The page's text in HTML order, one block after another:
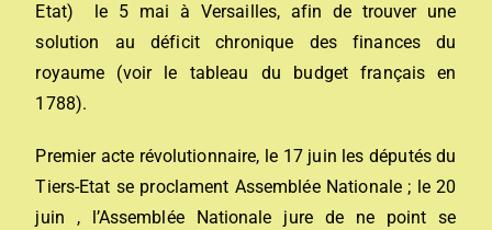
Etat) le 5 mai à Versailles, afin de trouver une
solution au déficit chronique des finances du
royaume (voir le tableau du budget français en
1788).
Premier acte révolutionnaire, le 17 juin les députés du
Tiers-Etat se proclament Assemblée Nationale ; le 20
juin , l’Assemblée Nationale jure de ne point se